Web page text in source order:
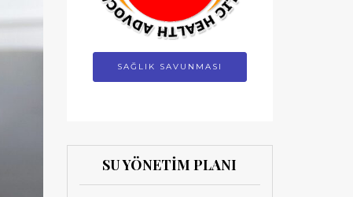
SAĞLIK SAVUNMASI
SU YÖNETİM PLANI